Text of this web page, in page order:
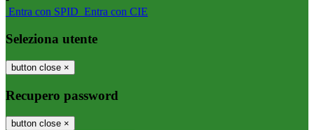
Entra con SPID Entra con CIE
Seleziona utente
button close ×
Recupero password
button close ×